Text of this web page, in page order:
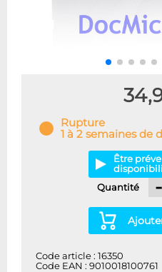
Rupture
1 à 2 semaines de
Être
Quantité
-
Code article : 16350
Code EAN : 9010018100761